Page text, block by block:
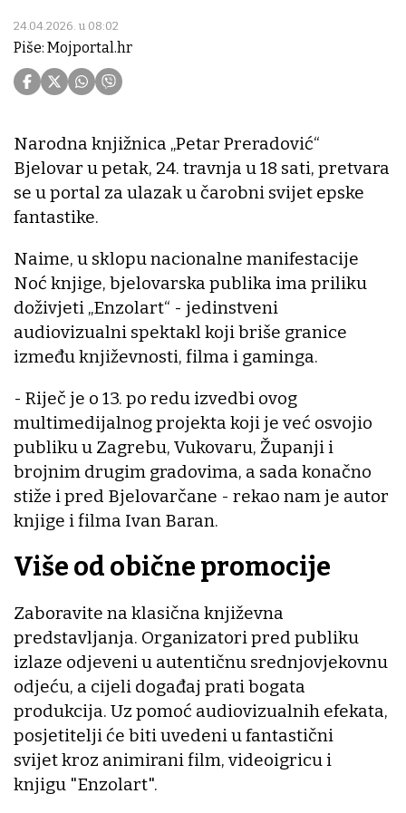
24.04.2026. u 08:02
Piše: Mojportal.hr
Narodna knjižnica „Petar Preradović“
Bjelovar u petak, 24. travnja u 18 sati, pretvara
se u portal za ulazak u čarobni svijet epske
fantastike.
Naime, u sklopu nacionalne manifestacije
Noć knjige, bjelovarska publika ima priliku
doživjeti „Enzolart“ - jedinstveni
audiovizualni spektakl koji briše granice
između književnosti, filma i gaminga.
- Riječ je o 13. po redu izvedbi ovog
multimedijalnog projekta koji je već osvojio
publiku u Zagrebu, Vukovaru, Županji i
brojnim drugim gradovima, a sada konačno
stiže i pred Bjelovarčane - rekao nam je autor
knjige i filma Ivan Baran.
Više od obične promocije
Zaboravite na klasična književna
predstavljanja. Organizatori pred publiku
izlaze odjeveni u autentičnu srednjovjekovnu
odjeću, a cijeli događaj prati bogata
produkcija. Uz pomoć audiovizualnih efekata,
posjetitelji će biti uvedeni u fantastični
svijet kroz animirani film, videoigricu i
knjigu "Enzolart".